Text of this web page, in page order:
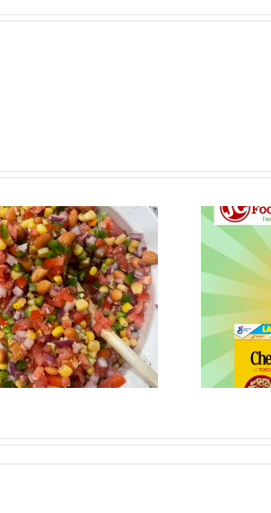
Los cereales no
son sólo para el
desayuno